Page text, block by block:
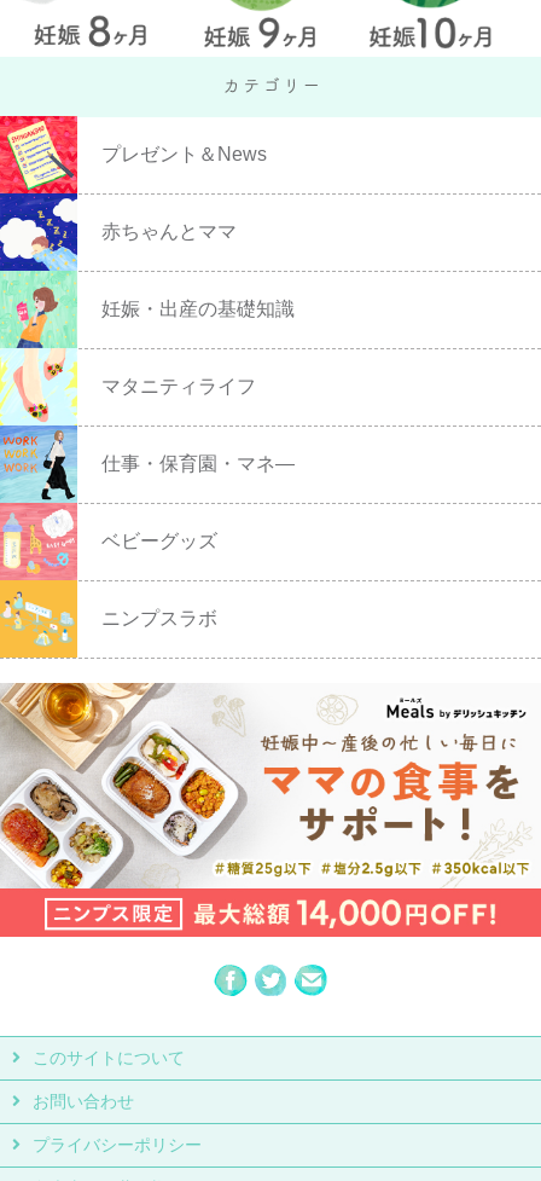
プレゼント＆News
赤ちゃんとママ
妊娠・出産の基礎知識
マタニティライフ
仕事・保育園・マネ―
ベビーグッズ
ニンプスラボ
このサイトについて
お問い合わせ
プライバシーポリシー